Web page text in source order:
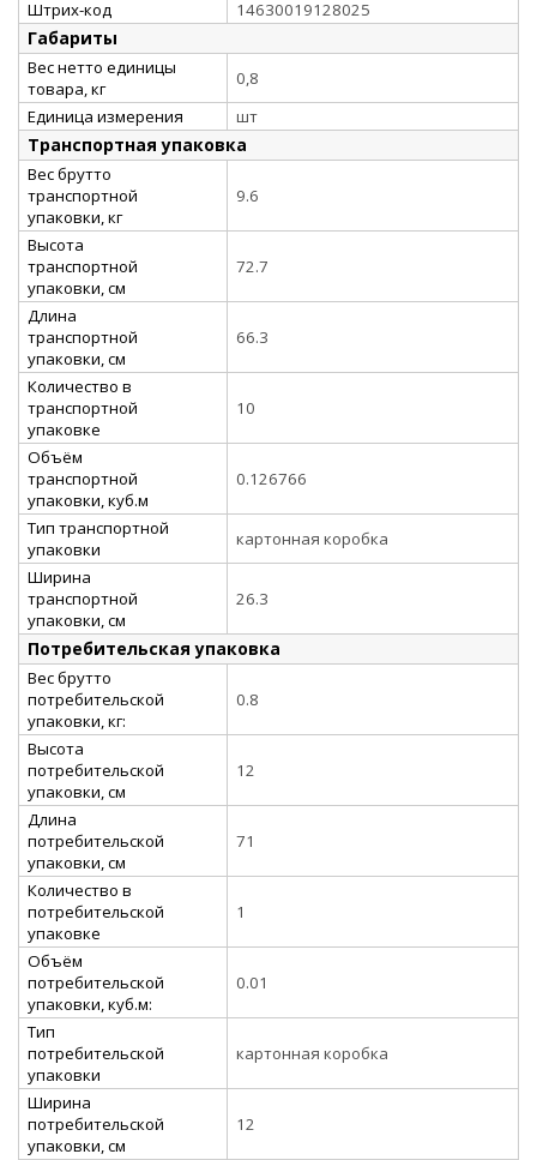
Штрих-код
14630019128025
Габариты
Вес нетто единицы
товара, кг
0,8
Единица измерения
шт
Транспортная упаковка
Вес брутто
транспортной
упаковки, кг
9.6
Высота
транспортной
упаковки, см
72.7
Длина
транспортной
упаковки, см
66.3
Количество в
транспортной
упаковке
10
Объём
транспортной
упаковки, куб.м
0.126766
Тип транспортной
упаковки
картонная коробка
Ширина
транспортной
упаковки, см
26.3
Потребительская упаковка
Вес брутто
потребительской
упаковки, кг:
0.8
Высота
потребительской
упаковки, см
12
Длина
потребительской
упаковки, см
71
Количество в
потребительской
упаковке
1
Объём
потребительской
упаковки, куб.м:
0.01
Тип
потребительской
упаковки
картонная коробка
Ширина
потребительской
упаковки, см
12